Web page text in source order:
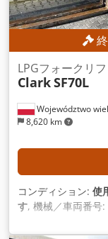
Województwo
8,620 km
LPGフォークリフ
ClarkSF70L
コンディション: 使
す, 機械／車両番号:
5,000 mm, 燃料の